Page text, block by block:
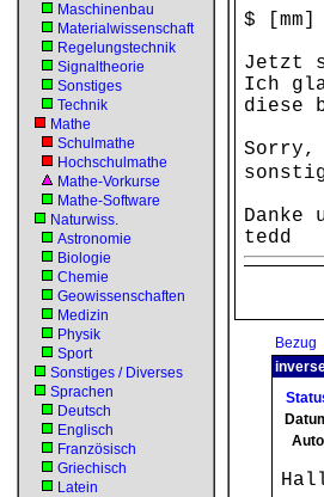
Maschinenbau
Materialwissenschaft
Regelungstechnik
Signaltheorie
Sonstiges
Technik
Mathe
Schulmathe
Hochschulmathe
Mathe-Vorkurse
Mathe-Software
Naturwiss.
Astronomie
Biologie
Chemie
Geowissenschaften
Medizin
Physik
Sport
Sonstiges / Diverses
Sprachen
Deutsch
Englisch
Französisch
Griechisch
Latein
$
Jetzt
Ich
diese
Sorry,
Danke
tedd
Bezug